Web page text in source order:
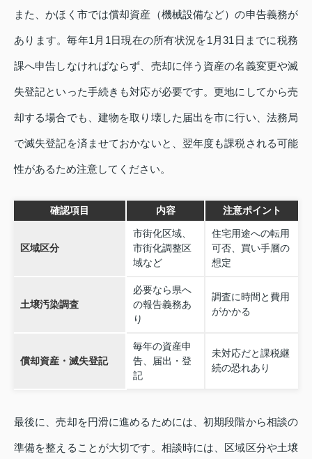
また、かほく市では償却資産（機械設備など）の申告義務が
あります。毎年1月1日現在の所有状況を1月31日までに税務
課へ申告しなければならず、売却に伴う資産の名義変更や滅
失登記といった手続きも対応が必要です。更地にしてから売
却する場合でも、建物を取り壊した届出を市に行い、法務局
で滅失登記を済ませておかないと、翌年度も課税される可能
性があるため注意してください。
確認項目 内容 注意ポイント
区域区分
市街化区域、
市街化調整区
域など
住宅用途への転用
可否、買い手層の
想定
土壌汚染調査
必要なら県へ
の報告義務あ
り
調査に時間と費用
がかかる
償却資産・滅失登記
毎年の資産申
告、届出・登
記
未対応だと課税継
続の恐れあり
最後に、売却を円滑に進めるためには、初期段階から相談の
準備を整えることが大切です。相談時には、区域区分や土壌